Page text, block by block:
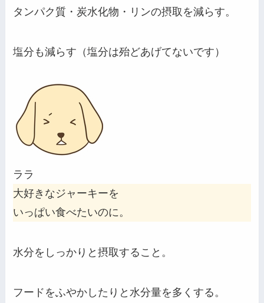
タンパク質・炭水化物・リンの摂取を減らす。
塩分も減らす（塩分は殆どあげてないです）
ララ
大好きなジャーキーを
いっぱい食べたいのに。
水分をしっかりと摂取すること。
フードをふやかしたりと水分量を多くする。